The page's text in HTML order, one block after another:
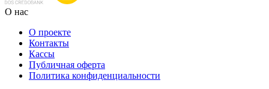
О нас
О проекте
Контакты
Кассы
Публичная оферта
Политика конфиденциальности